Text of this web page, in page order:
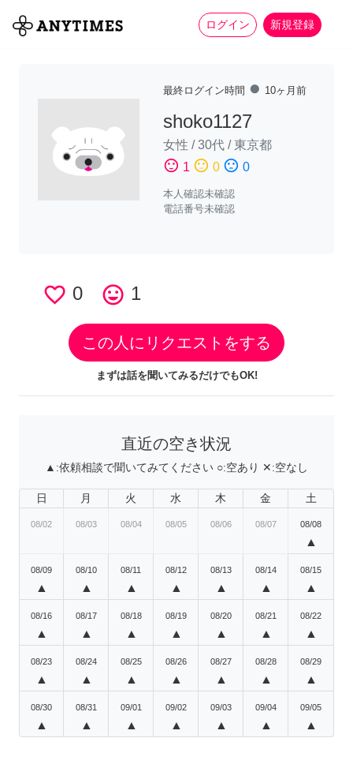
ログイン 新規登録
全て 家事 more_horiz
最終ログイン時間 fiber_manual_record 10ヶ月前
shoko1127
女性 /30代 /東京都
sentiment_satisfied 1 sentiment_neutral 0 sentiment_dissatisfied 0
本人確認未確認
電話番号未確認
favorite_border 0 tag_faces 1
この人にリクエストをする
まずは話を聞いてみるだけでもOK!
直近の空き状況
▲:依頼相談で聞いてみてください ○:空あり ✕:空なし
日 月 火 水 木 金 土
08/02 08/03 08/04 08/05 08/06 08/07 08/08
▲
08/09
▲
08/10
▲
08/11
▲
08/12
▲
08/13
▲
08/14
▲
08/15
▲
08/16
▲
08/17
▲
08/18
▲
08/19
▲
08/20
▲
08/21
▲
08/22
▲
08/23
▲
08/24
▲
08/25
▲
08/26
▲
08/27
▲
08/28
▲
08/29
▲
08/30
▲
08/31
▲
09/01
▲
09/02
▲
09/03
▲
09/04
▲
09/05
▲